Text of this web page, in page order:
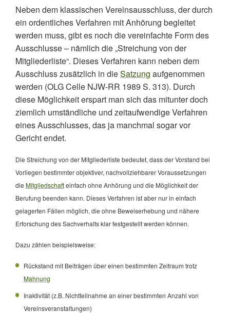
Neben dem klassischen Vereinsausschluss, der durch
ein ordentliches Verfahren mit Anhörung begleitet
werden muss, gibt es noch die vereinfachte Form des
Ausschlusse – nämlich die „Streichung von der
Mitgliederliste“. Dieses Verfahren kann neben dem
Ausschluss zusätzlich in dieSatzung aufgenommen
werden (OLG Celle NJW-RR 1989 S. 313). Durch
diese Möglichkeit erspart man sich das mitunter doch
ziemlich umständliche und zeitaufwendige Verfahren
eines Ausschlusses, das ja manchmal sogar vor
Gericht endet.
Die Streichung von der Mitgliederliste bedeutet, dass der Vorstand bei
Vorliegen bestimmter objektiver, nachvollziehbarer Voraussetzungen
die Mitgliedschafteinfach ohne Anhörung und die Möglichkeit der
Berufung beenden kann. Dieses Verfahren ist aber nur in einfach
gelagerten Fällen möglich, die ohne Beweiserhebung und nähere
Erforschung des Sachverhalts klar festgestellt werden können.
Dazu zählen beispielsweise:
Rückstand mit Beiträgen über einen bestimmten Zeitraum trotz
Mahnung
Inaktivität (z.B. Nichtteilnahme an einer bestimmten Anzahl von
Vereinsveranstaltungen)